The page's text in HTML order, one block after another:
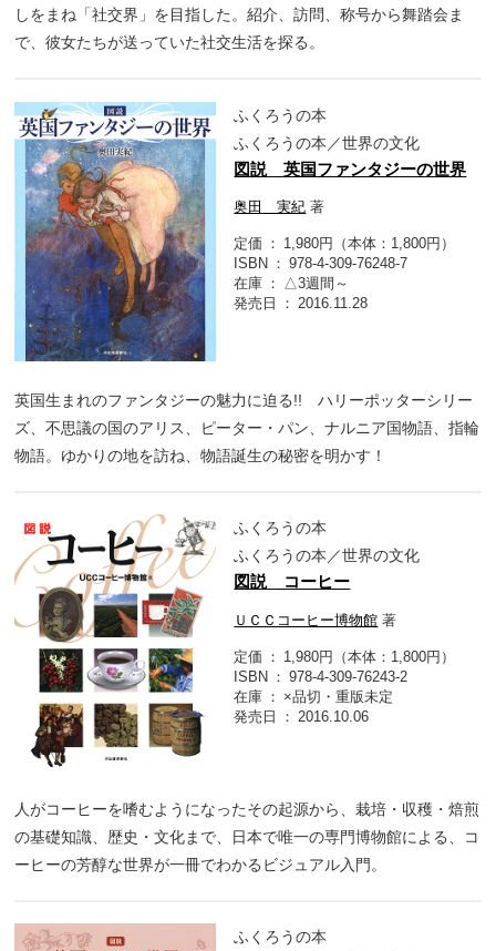
しをまね「社交界」を目指した。紹介、訪問、称号から舞踏会ま
で、彼女たちが送っていた社交生活を探る。
ふくろうの本
ふくろうの本／世界の文化
図説 英国ファンタジーの世界
奥田 実紀 著
定価
1,980円（本体：1,800円）
ISBN
978-4-309-76248-7
在庫
△3週間～
発売日
2016.11.28
英国生まれのファンタジーの魅力に迫る!! ハリーポッターシリー
ズ、不思議の国のアリス、ピーター・パン、ナルニア国物語、指輪
物語。ゆかりの地を訪ね、物語誕生の秘密を明かす！
ふくろうの本
ふくろうの本／世界の文化
図説 コーヒー
ＵＣＣコーヒー博物館 著
定価
1,980円（本体：1,800円）
ISBN
978-4-309-76243-2
在庫
×品切・重版未定
発売日
2016.10.06
人がコーヒーを嗜むようになったその起源から、栽培・収穫・焙煎
の基礎知識、歴史・文化まで、日本で唯一の専門博物館による、コ
ーヒーの芳醇な世界が一冊でわかるビジュアル入門。
ふくろうの本